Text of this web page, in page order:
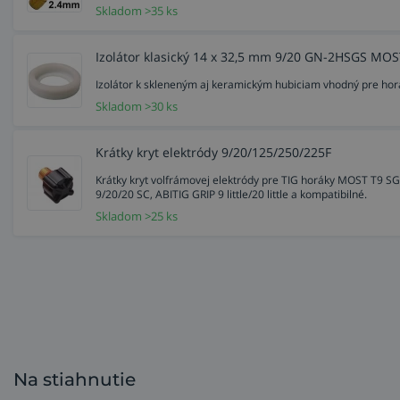
Zliatiny ako je napríklad titán vyžadujú dodatočné
zvýšení teploty. Titán reaguje s kyslíkom a inými
atmosférou dochádza k zvýšeniu pevnosti a zníženiu
Sklenené hubice Pyrex odolné aj voši vysokej tepote
Skladom >35 ks
Izolátor klasický 14 x 32,5 mm 9/20 GN-2HSGS
Izolátor k skleneným aj keramickým hubiciam vhodný pre
Skladom >30 ks
Krátky kryt elektródy 9/20/125/250/225F
Krátky kryt volfrámovej elektródy pre TIG horáky MOST T9
9/20/20 SC, ABITIG GRIP 9 little/20 little a kompatibilné.
Skladom >25 ks
Na stiahnutie